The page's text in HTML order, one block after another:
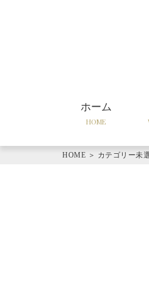
ホーム
HOME
HOME ＞ カテゴリー未